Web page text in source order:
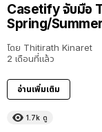
Casetify จับมือ
Spring/
โดย Thitirath Kinaret
2 เดือนที่แล้ว
อ่านเพิ่มเติม
1.7k ดู